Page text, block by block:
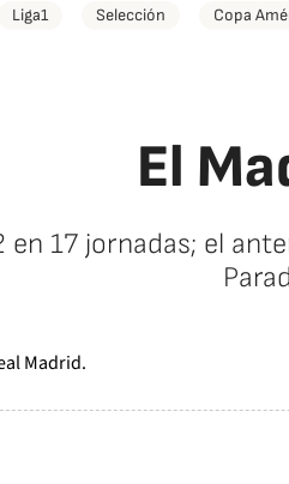
Liga1 Selección Copa
El
en 17 jornadas; el